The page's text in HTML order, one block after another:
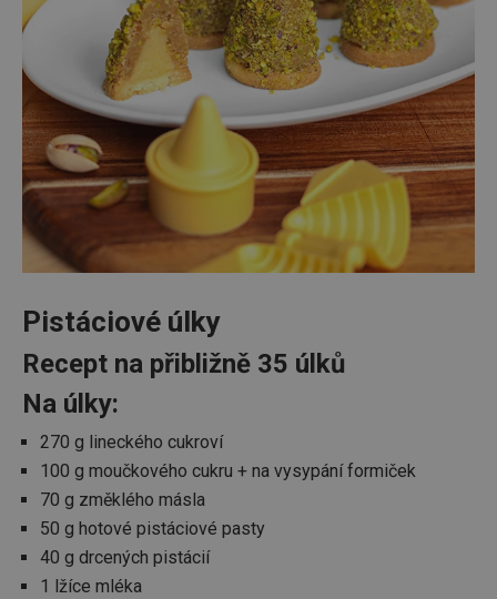
Pistáciové úlky
Recept na přibližně 35 úlků
Na úlky:
270 g lineckého cukroví
100 g moučkového cukru + na vysypání formiček
70 g změklého másla
50 g hotové pistáciové pasty
40 g drcených pistácií
1 lžíce mléka